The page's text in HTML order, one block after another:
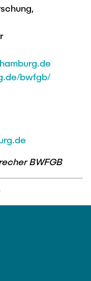
bwfgb/
BWFGB